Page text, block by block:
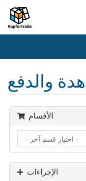
والدفع
الأقسام
الإجراءات